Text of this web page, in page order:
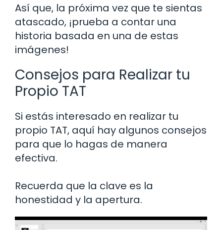
Así que, la próxima vez que te sientas
atascado, ¡prueba a contar una
historia basada en una de estas
imágenes!
Consejos para Realizar tu
Propio TAT
Si estás interesado en realizar tu
propio TAT, aquí hay algunos consejos
para que lo hagas de manera
efectiva.
Recuerda que la clave es la
honestidad y la apertura.